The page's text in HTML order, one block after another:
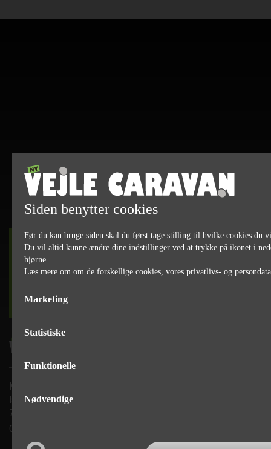
DET SKER
læs mere
Ny Vejle Caravan A/S
Isabellahøj 6
7100 Vejle
CVR: 35683305
Siden benytter cookies
Før du kan bruge siden skal du først tage stilling til hvilke cookies du
Du vil altid kunne ændre dine indstillinger ved at trykke på ikonet i
hjørne.
Læs mere om om de forskellige cookies, vores privatlivs- og
Marketing
Statistiske
Funktionelle
Nødvendige